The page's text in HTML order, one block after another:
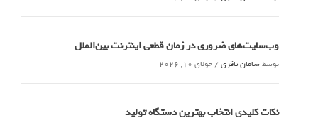
وب‌سایت‌های ضروری در زمان قطعی اینترنت بین‌الملل
توسطسامان باقری / جولای 10, 2026
نکات کلیدی انتخاب بهترین دستگاه تولید